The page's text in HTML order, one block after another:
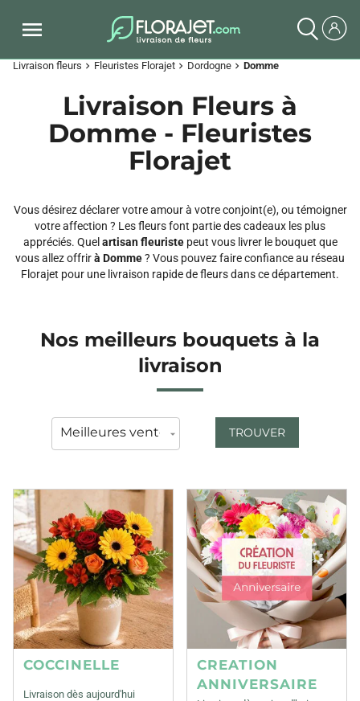
Livraison fleurs chevron_right Fleuristes Florajet chevron_right Dordogne chevron_right Domme
Livraison Fleurs à
Domme - Fleuristes
Florajet
Vous désirez déclarer votre amour à votre conjoint(e), ou témoigner
votre affection ? Les fleurs font partie des cadeaux les plus
appréciés. Quel artisan fleuristepeut vous livrer le bouquet que
vous allez offrirà Domme? Vous pouvez faire confiance au réseau
Florajet pour une livraison rapide de fleurs dans ce département.
Nos meilleurs bouquets à la
livraison
TROUVER
COCCINELLE
Livraison dès aujourd'hui
CREATION
ANNIVERSAIRE